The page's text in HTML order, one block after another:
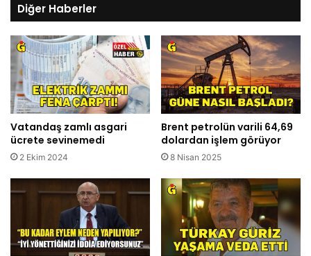
Diğer Haberler
Vatandaş zamlı asgari
ücrete sevinemedi
2 Ekim 2024
Brent petrolün varili 64,69
dolardan işlem görüyor
8 Nisan 2025